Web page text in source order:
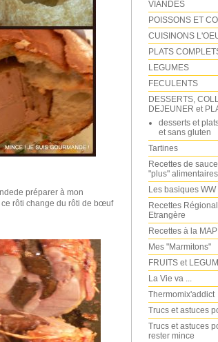
préparer à mon
ce rôti change du rôti de bœuf
VIANDES
POISSONS ET
CUISINONS
PLATS
LEGUMES
FECULENTS
DESSERTS,
DEJEUNER et
desserts et
et sans gluten
Tartines
Recettes de
"plus" alimentaires
Les basiques WW
Recettes
Etrangère
Recettes à la MAP
Mes "Marmitons"
FRUITS et
La Vie va ...
Thermomix'addict
Trucs et astuces
Trucs et astuces
rester mince